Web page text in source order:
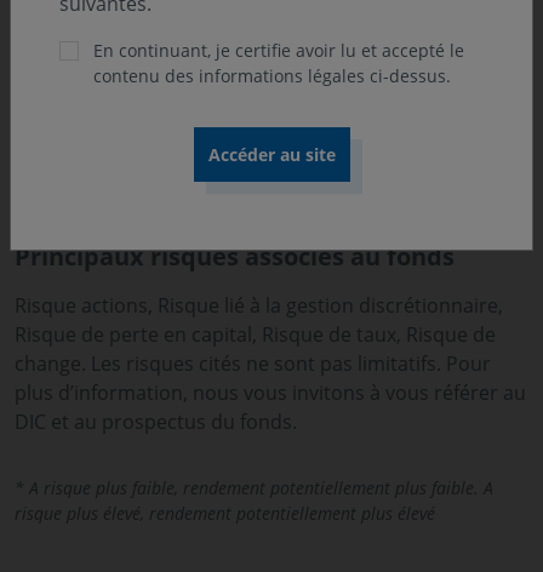
». Il a pour objectif de rechercher à long terme une
dynamisation des investissements sur le marché
japonais par le biais d’une gestion active. A des fins de
(dividendes non réinvestis, calculé sur la base des cours
de clôture et converti en euro) peut être utilisé par
l’investisseur à titre informatif et a posteriori.
Principaux risques associés au fonds
Risque actions, Risque lié à la gestion discrétionnaire,
Risque de perte en capital, Risque de taux, Risque de
change. Les risques cités ne sont pas limitatifs. Pour
plus d’information, nous vous invitons à vous référer au
DIC et au prospectus du fonds.
* A risque plus faible, rendement potentiellement plus faible. A
risque plus élevé, rendement potentiellement plus élevé
En continuant, je certifie avoir lu et accepté le
contenu des informations légales ci-dessus.